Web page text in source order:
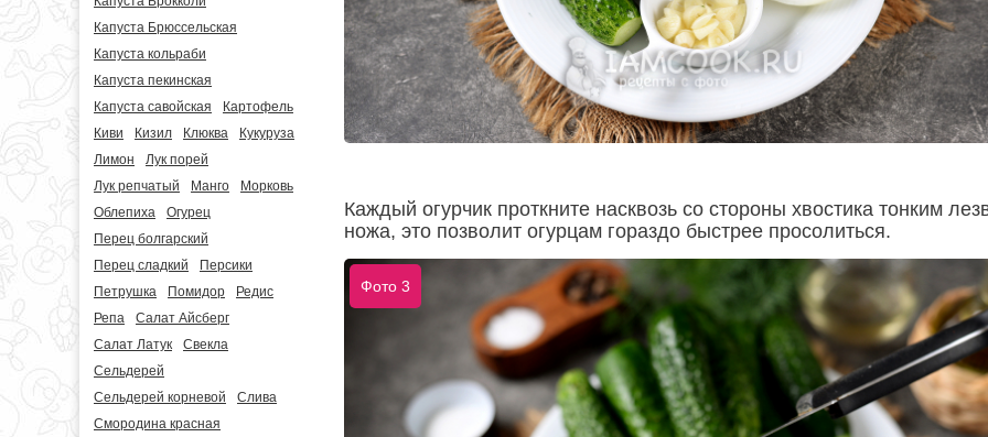
Капуста Брюссельская
Капуста кольраби
Капуста пекинская
Капуста савойская
Картофель
Киви
Кизил Клюква
Кукуруза
Лимон
Лук порей
Лук репчатый
Манго
Морковь
Облепиха
Огурец
Перец болгарский
Перец сладкий
Персики
Петрушка
Помидор
Редис
Репа
Салат Айсберг
Салат Латук
Свекла
Сельдерей
Сельдерей корневой
Слива
Смородина красная
Каждый огурчик проткните насквозь со стороны хвостика тонким
ножа, это позволит огурцам гораздо быстрее просолиться.
Фото 3